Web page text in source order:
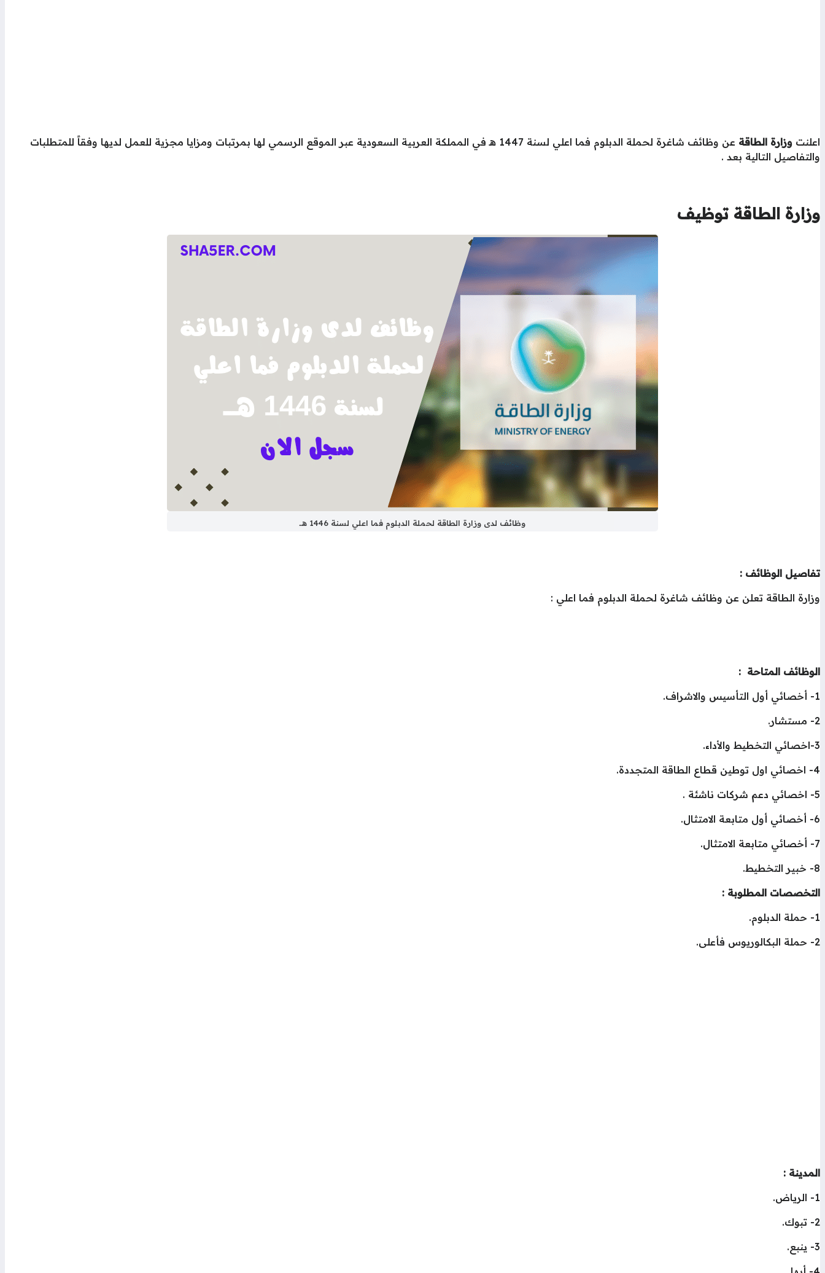
اعلنت وزارة الطاقة
عن وظائف شاغرة لحملة الدبلوم فما اعلي لسنة 1447 هـ في المملكة العربية السعودية عبر الموقع الرسمي لها بمرتبات ومزايا مجزية للعمل لديها وفقاً للمتطلبات
والتفاصيل التالية بعد .
وزارة الطاقة توظيف
وظائف لدى وزارة الطاقة لحملة الدبلوم فما اعلي لسنة 1446 هــ
تفاصيل الوظائف :
وزارة الطاقة تعلن عن وظائف شاغرة لحملة الدبلوم فما اعلي :
الوظائف المتاحة :
1- أخصائي أول التأسيس والاشراف.
2- مستشار.
3-اخصائي التخطيط والأداء.
4- اخصائي اول توطين قطاع الطاقة المتجددة.
5- اخصائي دعم شركات ناشئة .
6- أخصائي أول متابعة الامتثال.
7- أخصائي متابعة الامتثال.
8- خبير التخطيط.
التخصصات المطلوبة :
1- حملة الدبلوم.
2- حملة البكالوريوس فأعلى.
المدينة :
1- الرياض.
2- تبوك.
3- ينبع.